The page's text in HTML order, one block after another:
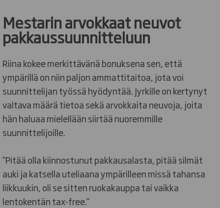
Mestarin arvokkaat neuvot
pakkaussuunnitteluun
Riina kokee merkittävänä bonuksena sen, että
ympärillä on niin paljon ammattitaitoa, jota voi
suunnittelijan työssä hyödyntää. Jyrkille on kertynyt
valtava määrä tietoa sekä arvokkaita neuvoja, joita
hän haluaa mielellään siirtää nuoremmille
suunnittelijoille.
”Pitää olla kiinnostunut pakkausalasta, pitää silmät
auki ja katsella uteliaana ympärilleen missä tahansa
liikkuukin, oli se sitten ruokakauppa tai vaikka
lentokentän tax-free.”